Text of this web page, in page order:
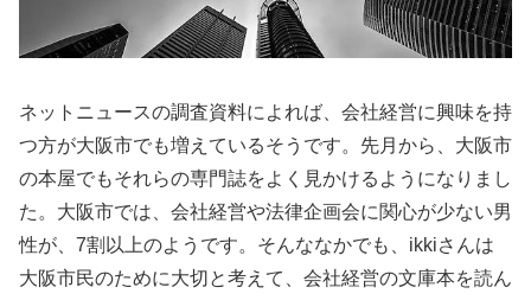
ネットニュースの調査資料によれば、会社経営に興味を持
つ方が大阪市でも増えているそうです。先月から、大阪市
の本屋でもそれらの専門誌をよく見かけるようになりまし
た。大阪市では、会社経営や法律企画会に関心が少ない男
性が、7割以上のようです。そんななかでも、ikkiさんは
大阪市民のために大切と考えて、会社経営の文庫本を読ん